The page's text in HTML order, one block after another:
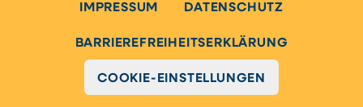
IMPRESSUM DATENSCHUTZ
BARRIEREFREIHEITSERKLÄRUNG
COOKIE-EINSTELLUNGEN